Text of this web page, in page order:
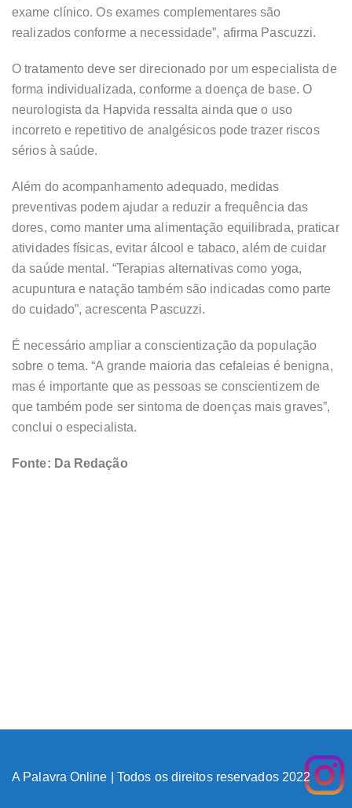
exame clínico. Os exames complementares são
realizados conforme a necessidade”, afirma Pascuzzi.
O tratamento deve ser direcionado por um especialista de
forma individualizada, conforme a doença de base. O
neurologista da Hapvida ressalta ainda que o uso
incorreto e repetitivo de analgésicos pode trazer riscos
sérios à saúde.
Além do acompanhamento adequado, medidas
preventivas podem ajudar a reduzir a frequência das
dores, como manter uma alimentação equilibrada, praticar
atividades físicas, evitar álcool e tabaco, além de cuidar
da saúde mental. “Terapias alternativas como yoga,
acupuntura e natação também são indicadas como parte
do cuidado”, acrescenta Pascuzzi.
É necessário ampliar a conscientização da população
sobre o tema. “A grande maioria das cefaleias é benigna,
mas é importante que as pessoas se conscientizem de
que também pode ser sintoma de doenças mais graves”,
conclui o especialista.
Fonte: Da Redação
A Palavra Online | Todos os direitos reservados 2022